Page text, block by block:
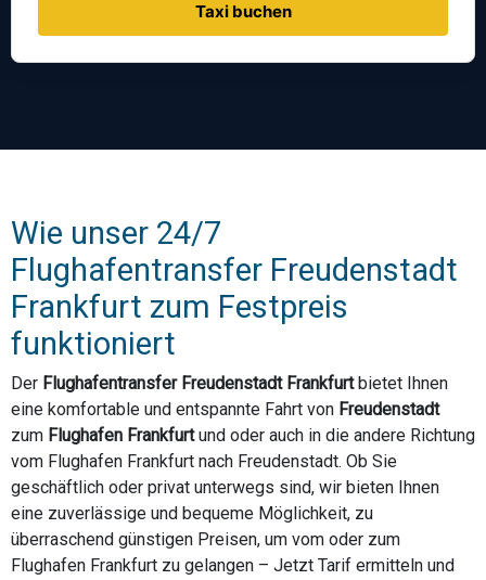
Taxi buchen
Wie unser 24/7
Flughafentransfer Freudenstadt
Frankfurt zum Festpreis
funktioniert
Der Flughafentransfer Freudenstadt Frankfurtbietet Ihnen
eine komfortable und entspannte Fahrt von Freudenstadt
zum Flughafen Frankfurtund oder auch in die andere Richtung
vom Flughafen Frankfurt nach Freudenstadt. Ob Sie
geschäftlich oder privat unterwegs sind, wir bieten Ihnen
eine zuverlässige und bequeme Möglichkeit, zu
überraschend günstigen Preisen, um vom oder zum
Flughafen Frankfurt zu gelangen – Jetzt Tarif ermitteln und